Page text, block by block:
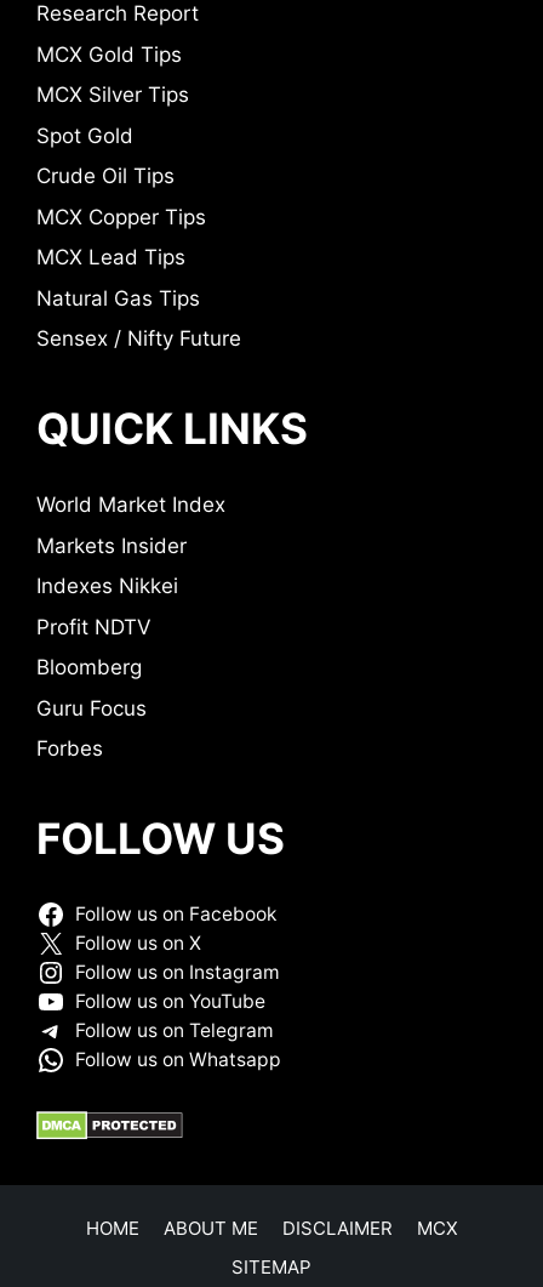
Research Report
MCX Gold Tips
MCX Silver Tips
Spot Gold
Crude Oil Tips
MCX Copper Tips
MCX Lead Tips
Natural Gas Tips
Sensex / Nifty Future
QUICK LINKS
World Market Index
Markets Insider
Indexes Nikkei
Profit NDTV
Bloomberg
Guru Focus
Forbes
FOLLOW US
Follow us on Facebook
Follow us on X
Follow us on Instagram
Follow us on YouTube
Follow us on Telegram
Follow us on Whatsapp
HOME ABOUT ME DISCLAIMER
MCX
SITEMAP